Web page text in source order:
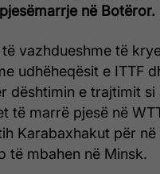
në Botëror.
vazhdueshme të
udhëheqësit e ITTF
dështimin e trajtimit
të marrë pjesë në
Karabaxhakut për
të mbahen në Minsk.